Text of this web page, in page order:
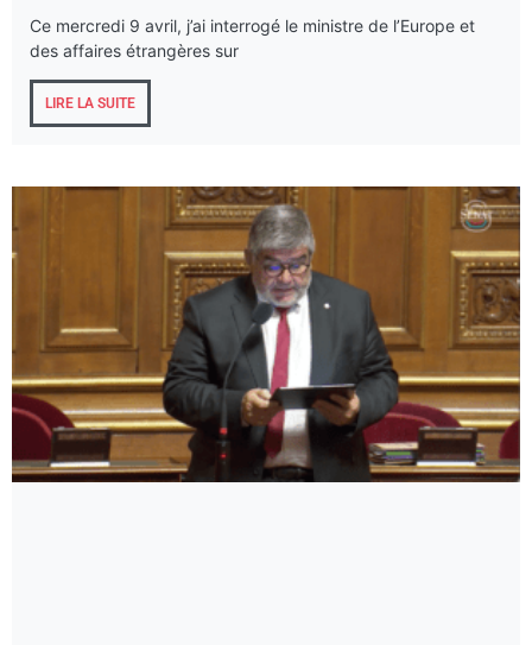
Ce mercredi 9 avril, j’ai interrogé le ministre de l’Europe et
des affaires étrangères sur
LIRE LA SUITE